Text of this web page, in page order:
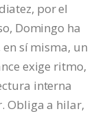
por el
Domingo ha
en sí misma, un
exige ritmo,
interna
Obliga a hilar,